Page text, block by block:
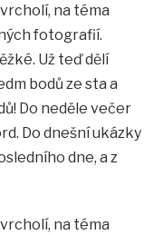
na téma
fotografií.
Už teď dělí
bodů ze sta a
Do neděle večer
Do dnešní ukázky
dne, a z
na téma